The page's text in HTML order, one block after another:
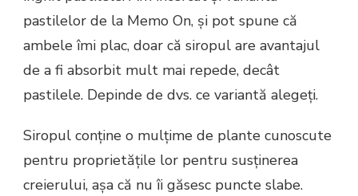
pastilelor de la Memo On, și pot spune că
ambele îmi plac, doar că siropul are avantajul
de a fi absorbit mult mai repede, decât
pastilele. Depinde de dvs. ce variantă alegeți.
Siropul conține o mulțime de plante cunoscute
pentru proprietățile lor pentru susținerea
creierului, așa că nu îi găsesc puncte slabe.